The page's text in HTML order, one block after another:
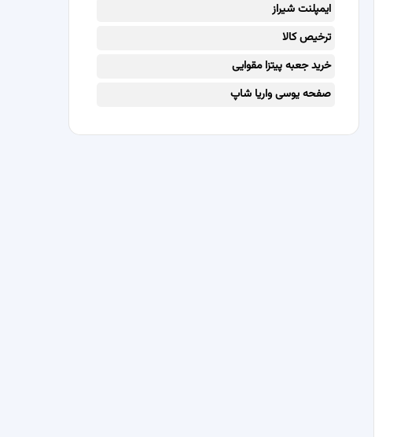
ایمپلنت شیراز
ترخیص کالا
خرید جعبه پیتزا مقوایی
صفحه یوسی واریا شاپ